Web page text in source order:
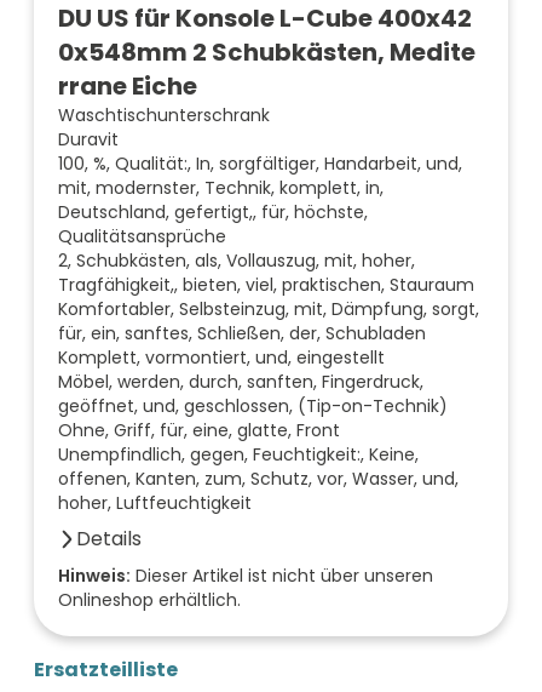
DU US für Konsole L-Cube 400x42
0x548mm 2 Schubkästen, Medite
rrane Eiche
Waschtischunterschrank
Duravit
100, %, Qualität:, In, sorgfältiger, Handarbeit, und,
mit, modernster, Technik, komplett, in,
Deutschland, gefertigt,, für, höchste,
Qualitätsansprüche
2, Schubkästen, als, Vollauszug, mit, hoher,
Tragfähigkeit,, bieten, viel, praktischen, Stauraum
Komfortabler, Selbsteinzug, mit, Dämpfung, sorgt,
für, ein, sanftes, Schließen, der, Schubladen
Komplett, vormontiert, und, eingestellt
Möbel, werden, durch, sanften, Fingerdruck,
geöffnet, und, geschlossen, (Tip-on-Technik)
Ohne, Griff, für, eine, glatte, Front
Unempfindlich, gegen, Feuchtigkeit:, Keine,
offenen, Kanten, zum, Schutz, vor, Wasser, und,
hoher, Luftfeuchtigkeit
Details
Farbe der Front
420
Höhe (mm)
Hinweis: Dieser Artikel ist nicht über unseren
Onlineshop erhältlich.
Ersatzteilliste